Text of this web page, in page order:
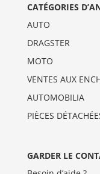
CATÉGORIES
AUTO
DRAGSTER
MOTO
VENTES AUX
AUTOMOBILIA
PIÈCES
GARDER LE